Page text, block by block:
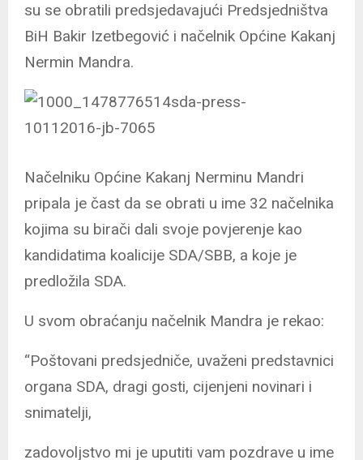
su se obratili predsjedavajući Predsjedništva
BiH Bakir Izetbegović i načelnik Općine Kakanj
Nermin Mandra.
Načelniku Općine Kakanj Nerminu Mandri
pripala je čast da se obrati u ime 32 načelnika
kojima su birači dali svoje povjerenje kao
kandidatima koalicije SDA/SBB, a koje je
predložila SDA.
U svom obraćanju načelnik Mandra je rekao:
“Poštovani predsjedniče, uvaženi predstavnici
organa SDA, dragi gosti, cijenjeni novinari i
snimatelji,
zadovoljstvo mi je uputiti vam pozdrave u ime